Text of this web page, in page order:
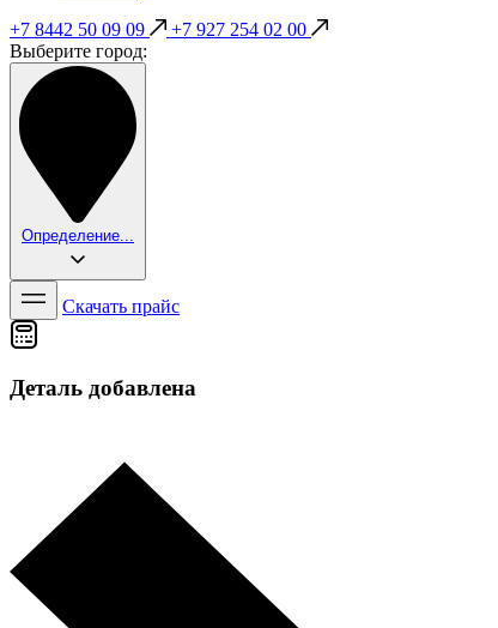
+7 8442 50 09 09
+7 927 254 02 00
Выберите город:
Определение...
Скачать прайс
Деталь добавлена